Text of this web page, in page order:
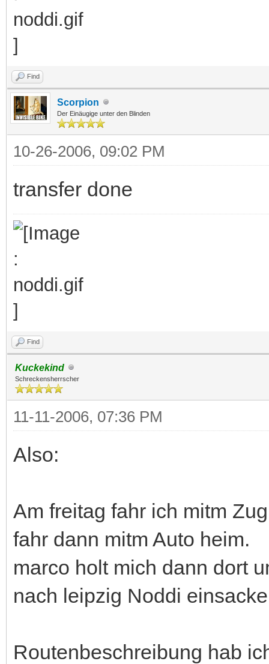
Find
Scorpion
Der Einäugige unter den Blinden
10-26-2006, 09:02 PM
transfer done
Find
Kuckekind
Schreckensherrscher
11-11-2006, 07:36 PM
Also:
Am freitag fahr ich mitm
fahr dann mitm Auto heim.
marco holt mich dann dort
nach leipzig Noddi
Routenbeschreibung hab